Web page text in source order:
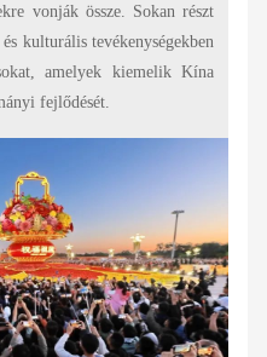
vonják össze. Sokan részt
kulturális tevékenységekben
amelyek kiemelik Kína
fejlődését.